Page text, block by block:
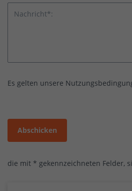
Nachricht*:
Es gelten unsere
Abschicken
die mit * gekennzeichneten Felder,